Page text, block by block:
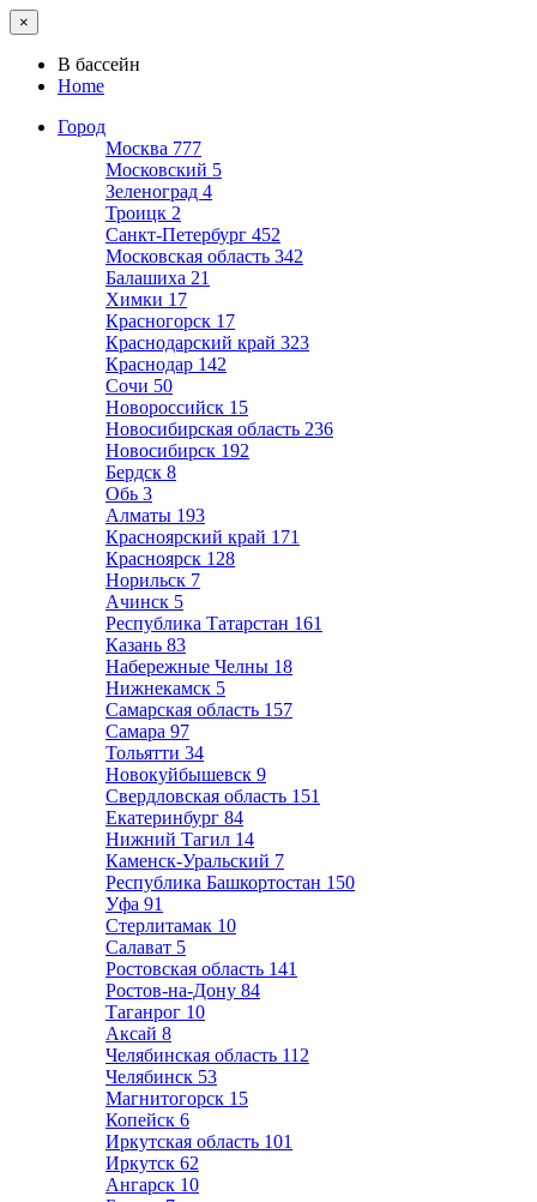
×
В бассейн
Home
Город
Москва 777
Московский 5
Зеленоград 4
Троицк 2
Санкт-Петербург 452
Московская область 342
Балашиха 21
Химки 17
Красногорск 17
Краснодарский край 323
Краснодар 142
Сочи 50
Новороссийск 15
Новосибирская область 236
Новосибирск 192
Бердск 8
Обь 3
Алматы 193
Красноярский край 171
Красноярск 128
Норильск 7
Ачинск 5
Республика Татарстан 161
Казань 83
Набережные Челны 18
Нижнекамск 5
Самарская область 157
Самара 97
Тольятти 34
Новокуйбышевск 9
Свердловская область 151
Екатеринбург 84
Нижний Тагил 14
Каменск-Уральский 7
Республика Башкортостан 150
Уфа 91
Стерлитамак 10
Салават 5
Ростовская область 141
Ростов-на-Дону 84
Таганрог 10
Аксай 8
Челябинская область 112
Челябинск 53
Магнитогорск 15
Копейск 6
Иркутская область 101
Иркутск 62
Ангарск 10